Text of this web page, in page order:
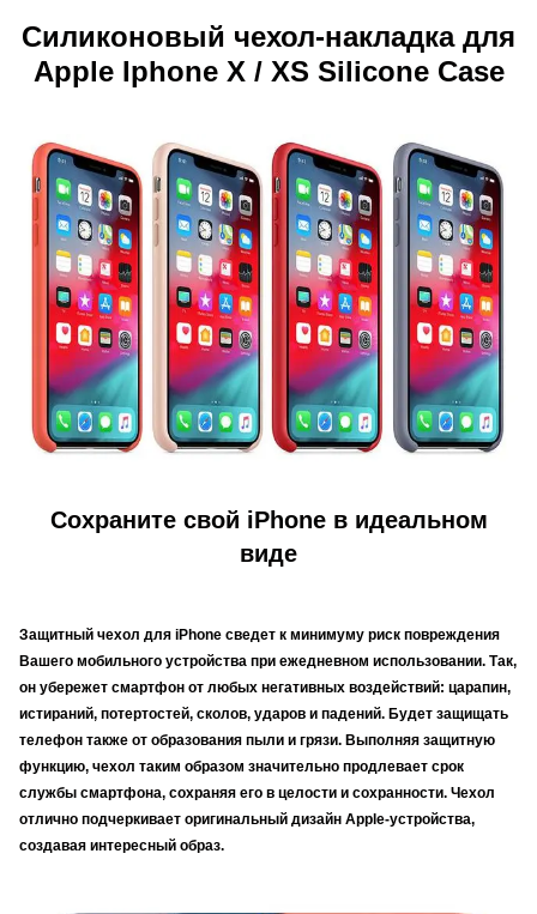
Силиконовый чехол-накладка для
Apple Iphone X / XS Silicone Case
Сохраните свой iPhone в идеальном
виде
Защитный чехол для iPhone сведет к минимуму риск повреждения
Вашего мобильного устройства при ежедневном использовании. Так,
он убережет смартфон от любых негативных воздействий: царапин,
истираний, потертостей, сколов, ударов и падений. Будет защищать
телефон также от образования пыли и грязи. Выполняя защитную
функцию, чехол таким образом значительно продлевает срок
службы смартфона, сохраняя его в целости и сохранности. Чехол
отлично подчеркивает оригинальный дизайн Apple-устройства,
создавая интересный образ.